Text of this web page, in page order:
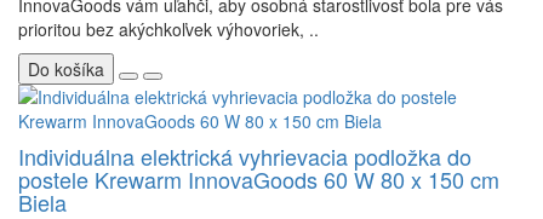
InnovaGoods vám uľahči, aby osobná starostlivosť bola pre vás
prioritou bez akýchkoľvek výhovoriek, ..
Do košíka
Individuálna elektrická vyhrievacia podložka do
postele Krewarm InnovaGoods 60 W 80 x 150 cm
Biela